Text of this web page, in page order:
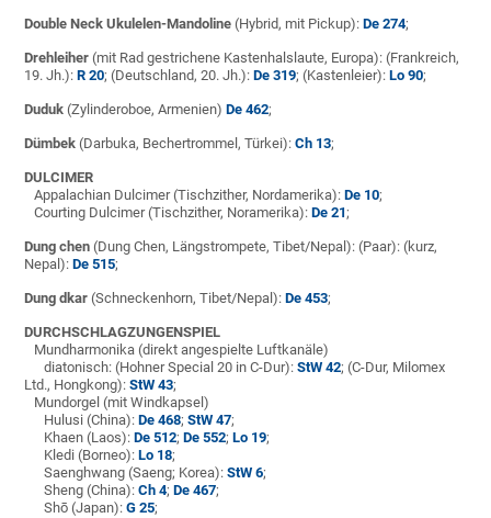
Double Neck Ukulelen-Mandoline (Hybrid, mit Pickup):De 274;
Drehleiher (mit Rad gestrichene Kastenhalslaute, Europa): (Frankreich,
19. Jh.):R 20; (Deutschland, 20. Jh.):De 319; (Kastenleier):Lo 90;
Duduk (Zylinderoboe, Armenien)De 462;
Dümbek (Darbuka, Bechertrommel, Türkei):Ch 13;
DULCIMER
Appalachian Dulcimer (Tischzither, Nordamerika): De 10;
Courting Dulcimer (Tischzither, Noramerika): De 21;
Dung chen (Dung Chen, Längstrompete, Tibet/Nepal): (Paar): (kurz,
Nepal):De 515;
Dung dkar (Schneckenhorn, Tibet/Nepal):De 453;
DURCHSCHLAGZUNGENSPIEL
Mundharmonika (direkt angespielte Luftkanäle)
diatonisch: (Hohner Special 20 in C-Dur):StW 42; (C-Dur, Milomex
Ltd., Hongkong):StW 43;
Mundorgel (mit Windkapsel)
Hulusi (China):De 468;StW 47;
Khaen (Laos):De 512;De 552;Lo 19;
Kledi (Borneo):Lo 18;
Saenghwang (Saeng; Korea):StW 6;
Sheng (China):Ch 4;De 467;
Shō (Japan):G 25;